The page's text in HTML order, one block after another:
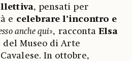
, pensati per
e celebrare l’incontro e
anche qui», raccontaElsa
Museo di Arte
In ottobre,